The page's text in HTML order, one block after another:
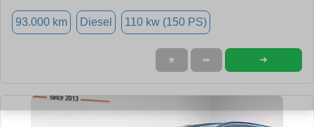
93.000 km Diesel 110 kw (150 PS)
★ ➦ ➜